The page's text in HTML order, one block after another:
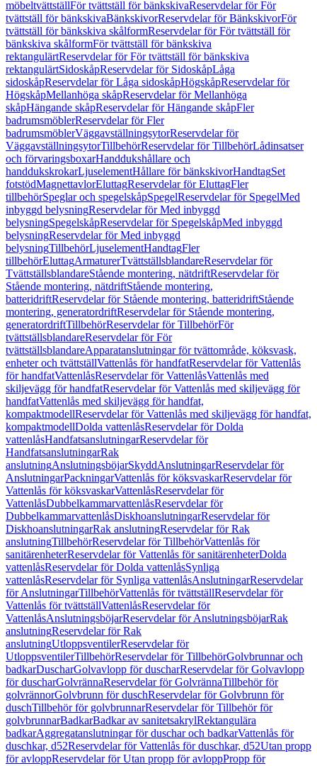
möbeltvättställFör tvättställ för bänkskivaReservdelar för För
tvättställ för bänkskivaBänkskivorReservdelar för BänkskivorFör
tvättställ för bänkskiva skålformReservdelar för För tvättställ för
bänkskiva skålformFör tvättställ för bänkskiva
rektangulärtReservdelar för För tvättställ för bänkskiva
rektangulärtSidoskåpReservdelar för SidoskåpLåga
sidoskåpReservdelar för Låga sidoskåpHögskåpReservdelar för
HögskåpMellanhöga skåpReservdelar för Mellanhöga
skåpHängande skåpReservdelar för Hängande skåpFler
badrumsmöblerReservdelar för Fler
badrumsmöblerVäggavställningsytorReservdelar för
VäggavställningsytorTillbehörReservdelar för TillbehörLådinsatser
och förvaringsboxarHanddukshållare och
handdukskrokarLjuselementHållare för bänkskivorHandtagSet
fotstödMagnettavlorEluttagReservdelar för EluttagFler
tillbehörSpeglar och spegelskåpSpegelReservdelar för SpegelMed
inbyggd belysningReservdelar för Med inbyggd
belysningSpegelskåpReservdelar för SpegelskåpMed inbyggd
belysningReservdelar för Med inbyggd
belysningTillbehörLjuselementHandtagFler
tillbehörEluttagArmaturerTvättställsblandareReservdelar för
TvättställsblandareStående montering, nätdriftReservdelar för
Stående montering, nätdriftStående montering,
batteridriftReservdelar för Stående montering, batteridriftStående
montering, generatordriftReservdelar för Stående montering,
generatordriftTillbehörReservdelar för TillbehörFör
tvättställsblandareReservdelar för För
tvättställsblandareApparatanslutningar för tvättområde, köksvask,
enheter och tvättställVattenlås för handfatReservdelar för Vattenlås
för handfatVattenlåsReservdelar för VattenlåsVattenlås med
skiljevägg för handfatReservdelar för Vattenlås med skiljevägg för
handfatVattenlås med skiljevägg för handfat,
kompaktmodellReservdelar för Vattenlås med skiljevägg för handfat,
kompaktmodellDolda vattenlåsReservdelar för Dolda
vattenlåsHandfatsanslutningarReservdelar för
HandfatsanslutningarRak
anslutningAnslutningsböjarSkyddAnslutningarReservdelar för
AnslutningarPackningarVattenlås för köksvaskarReservdelar för
Vattenlås för köksvaskarVattenlåsReservdelar för
VattenlåsDubbelkammarvattenlåsReservdelar för
DubbelkammarvattenlåsDiskhoanslutningarReservdelar för
DiskhoanslutningarRak anslutningReservdelar för Rak
anslutningTillbehörReservdelar för TillbehörVattenlås för
sanitärenheterReservdelar för Vattenlås för sanitärenheterDolda
vattenlåsReservdelar för Dolda vattenlåsSynliga
vattenlåsReservdelar för Synliga vattenlåsAnslutningarReservdelar
för AnslutningarTillbehörVattenlås för tvättställReservdelar för
Vattenlås för tvättställVattenlåsReservdelar för
VattenlåsAnslutningsböjarReservdelar för AnslutningsböjarRak
anslutningReservdelar för Rak
anslutningUtloppsventilerReservdelar för
UtloppsventilerTillbehörReservdelar för TillbehörGolvbrunnar och
badkarDuscharGolvavlopp för duscharReservdelar för Golvavlopp
för duscharGolvrännaReservdelar för GolvrännaTillbehör för
golvrännorGolvbrunn för duschReservdelar för Golvbrunn för
duschTillbehör för golvbrunnarReservdelar för Tillbehör för
golvbrunnarBadkarBadkar av sanitetsakrylRektangulära
badkarAggregatanslutningar för duschar och badkarVattenlås för
duschkar, d52Reservdelar för Vattenlås för duschkar, d52Utan propp
för avloppReservdelar för Utan propp för avloppPropp för